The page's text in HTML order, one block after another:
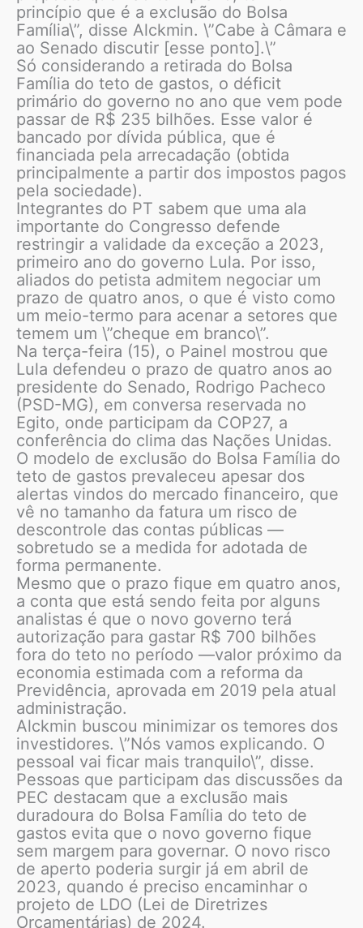
princípio que é a exclusão do Bolsa
Família\”, disse Alckmin. \”Cabe à Câmara e
ao Senado discutir [esse ponto].\”
Só considerando a retirada do Bolsa
Família do teto de gastos, o déficit
primário do governo no ano que vem pode
passar de R$ 235 bilhões. Esse valor é
bancado por dívida pública, que é
financiada pela arrecadação (obtida
principalmente a partir dos impostos pagos
pela sociedade).
Integrantes do PT sabem que uma ala
importante do Congresso defende
restringir a validade da exceção a 2023,
primeiro ano do governo Lula. Por isso,
aliados do petista admitem negociar um
prazo de quatro anos, o que é visto como
um meio-termo para acenar a setores que
temem um \”cheque em branco\”.
Na terça-feira (15), o Painel mostrou que
Lula defendeu o prazo de quatro anos ao
presidente do Senado, Rodrigo Pacheco
(PSD-MG), em conversa reservada no
Egito, onde participam da COP27, a
conferência do clima das Nações Unidas.
O modelo de exclusão do Bolsa Família do
teto de gastos prevaleceu apesar dos
alertas vindos do mercado financeiro, que
vê no tamanho da fatura um risco de
descontrole das contas públicas —
sobretudo se a medida for adotada de
forma permanente.
Mesmo que o prazo fique em quatro anos,
a conta que está sendo feita por alguns
analistas é que o novo governo terá
autorização para gastar R$ 700 bilhões
fora do teto no período —valor próximo da
economia estimada com a reforma da
Previdência, aprovada em 2019 pela atual
administração.
Alckmin buscou minimizar os temores dos
investidores. \”Nós vamos explicando. O
pessoal vai ficar mais tranquilo\”, disse.
Pessoas que participam das discussões da
PEC destacam que a exclusão mais
duradoura do Bolsa Família do teto de
gastos evita que o novo governo fique
sem margem para governar. O novo risco
de aperto poderia surgir já em abril de
2023, quando é preciso encaminhar o
projeto de LDO (Lei de Diretrizes
Orçamentárias) de 2024.